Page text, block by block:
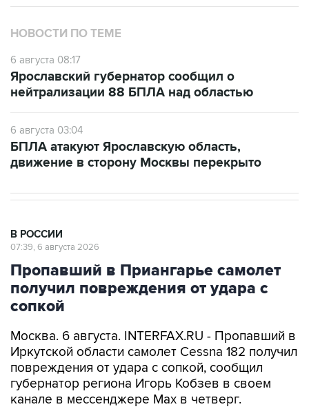
НОВОСТИ ПО ТЕМЕ
6 августа 08:17
Ярославский губернатор сообщил о
нейтрализации 88 БПЛА над областью
6 августа 03:04
БПЛА атакуют Ярославскую область,
движение в сторону Москвы перекрыто
В РОССИИ
07:39, 6 августа 2026
Пропавший в Приангарье самолет
получил повреждения от удара с
сопкой
Москва. 6 августа. INTERFAX.RU - Пропавший в
Иркутской области самолет Cessna 182 получил
повреждения от удара с сопкой, сообщил
губернатор региона Игорь Кобзев в своем
канале в мессенджере Мах в четверг.